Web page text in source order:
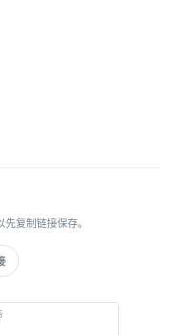
复制链接保存。